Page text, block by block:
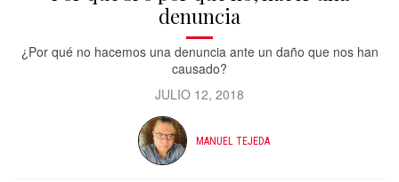
denuncia
¿Por qué no hacemos una denuncia ante un daño que nos han
causado?
JULIO 12, 2018
MANUEL TEJEDA